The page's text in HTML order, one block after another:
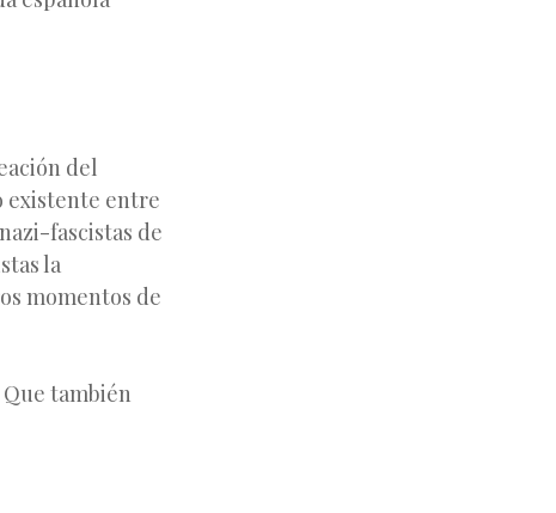
del
existente entre
fascistas de
la
momentos de
también